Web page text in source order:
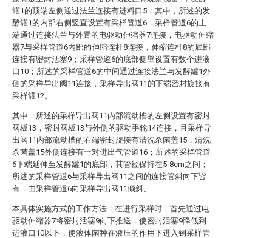
罐1的顶端左侧通过法兰连接有进料口5；其中，所述的发
酵罐1的内部右侧竖直设置有采样管道6，采样管道6的上
端通过连接法兰与外置的电驱动伸缩器7连接，电驱动伸缩
器7与采样管道6内部的伸缩连杆8连接，伸缩连杆8的底部
连接有密封活塞9；采样管道6的底部侧壁设置有数个进液
口10；所述的采样管道6的中间通过连接法兰与发酵罐1外
侧的采样导出阀11连接，采样导出阀11的下端密封旋接有
采样罐12。
其中，所述的采样导出阀11内部流动槽的左侧设置有密封
阀板13，密封阀板13与外侧的驱动手轮14连接，且采样导
出阀11内部流动槽的右端密封旋接有清洗杀菌盖15，清洗
杀菌盖15外侧连接有一对进出气管道16；所述的采样管道
6下端延伸至发酵罐1的底部，其管径保持在5-8cm之间；
所述的采样管道6与采样导出阀11之间的连接管斜向下皆
有，由采样管道6向采样导出阀11倾斜。
本具体实施方式的工作方法：在进行采样时，首先通过电
驱动伸缩器7将密封活塞9向下推送，使密封活塞9降低到
进液口10以下，使液体菌种在液压的作用下进入到采样管